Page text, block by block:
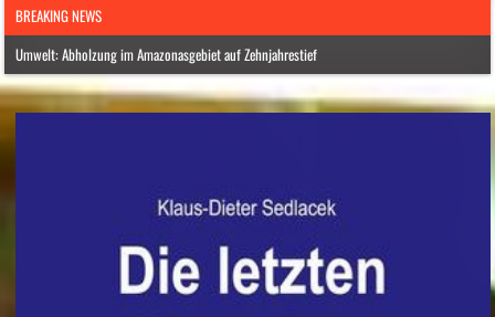
BREAKING NEWS
Umwelt: Abholzung im Amazonasgebiet auf Zehnjahrestief
Nordamerika: Westkanadische Provinz ruft wegen Waldbränden Notstand aus
Schüleraustausch: Plötzlich verschwand „Sexuelle Belästigung“ aus der Betreffzeile